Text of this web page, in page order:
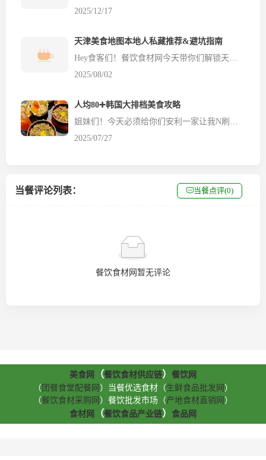
2025/12/17
天津美食地图本地人私藏推荐&避坑指南
Hey食客们！餐饮食材网今天带你们解锁天津美食地图，作为一个在天津生活了这么多年的吃货，这些本地人私藏的美食和避坑事项，绝对让你吃得开心又省钱！ 1️⃣ **煎饼果子** 天津的煎饼果子绝对是早餐界的顶流！推荐去**南市食品街**的老字号摊子，薄脆的煎饼配上秘制酱料，一口下去幸福感爆棚！记得加个鸡蛋，口感更绝！ 2️⃣ **天津熟梨糕** 熟梨糕又叫甑儿糕，...
2025/08/02
人均80➕韩国大排档美食攻略
姐妹们！今天必须给你们安利一家让我N刷的韩式大排档——【薰井洞·韩国大排档】💥一秒穿越韩国街头，味道正宗到想原地转圈圈！🥘 这次重点打卡了【香葱肥牛拌饭】和【草莓山楂汁】，真的绝了！💥 📌【香葱肥牛拌饭】🥩🍚 一上桌就被这诱人的摆盘吸引！肥牛卷堆成小山，铺满香葱和秘制酱料，拌开瞬间米饭裹满酱汁，葱香混合着肥牛的鲜嫩，每一...
2025/07/27
当餐评论列表： 当餐点评(0)
餐饮食材网暂无评论
美食网 （餐饮食材供应链）
餐饮网
（ 团餐食堂配餐网 ）当餐优选食材（生鲜食品批发网 ）
（餐饮食材采购网 ）餐饮批发市场（产地食材直销网 ）
食材网
（餐饮食品产业链） 食品网